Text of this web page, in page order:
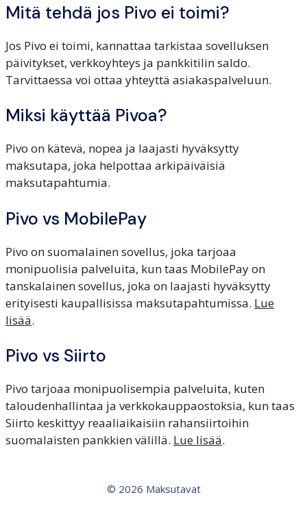
Mitä tehdä jos Pivo ei toimi?
Jos Pivo ei toimi, kannattaa tarkistaa sovelluksen
päivitykset, verkkoyhteys ja pankkitilin saldo.
Tarvittaessa voi ottaa yhteyttä asiakaspalveluun.
Miksi käyttää Pivoa?
Pivo on kätevä, nopea ja laajasti hyväksytty
maksutapa, joka helpottaa arkipäiväisiä
maksutapahtumia.
Pivo vs MobilePay
Pivo on suomalainen sovellus, joka tarjoaa
monipuolisia palveluita, kun taas MobilePay on
tanskalainen sovellus, joka on laajasti hyväksytty
erityisesti kaupallisissa maksutapahtumissa. Lue
lisää.
Pivo vs Siirto
Pivo tarjoaa monipuolisempia palveluita, kuten
taloudenhallintaa ja verkkokauppaostoksia, kun taas
Siirto keskittyy reaaliaikaisiin rahansiirtoihin
suomalaisten pankkien välillä. Lue lisää.
© 2026 Maksutavat